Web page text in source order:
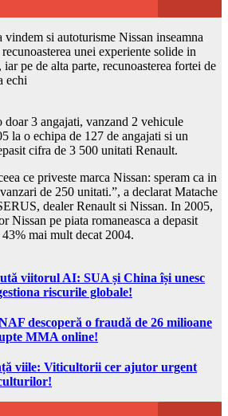
vindem si autoturisme Nissan inseamna
unei experiente solide in
pe de alta parte, recunoasterea fortei de
echi
3 angajati, vanzand 2 vehicule
la o echipa de 127 de angajati si un
cifra de 3 500 unitati Renault.
ce priveste marca Nissan: speram ca in
de 250 unitati.”, a declarat Matache
dealer Renault si Nissan. In 2005,
Nissan pe piata romaneasca a depasit
mai mult decat 2004.
viitorul AI: SUA și China își unesc
riscurile globale!
descoperă o fraudă de 26 milioane
MMA online!
viile: Viticultorii cer ajutor urgent